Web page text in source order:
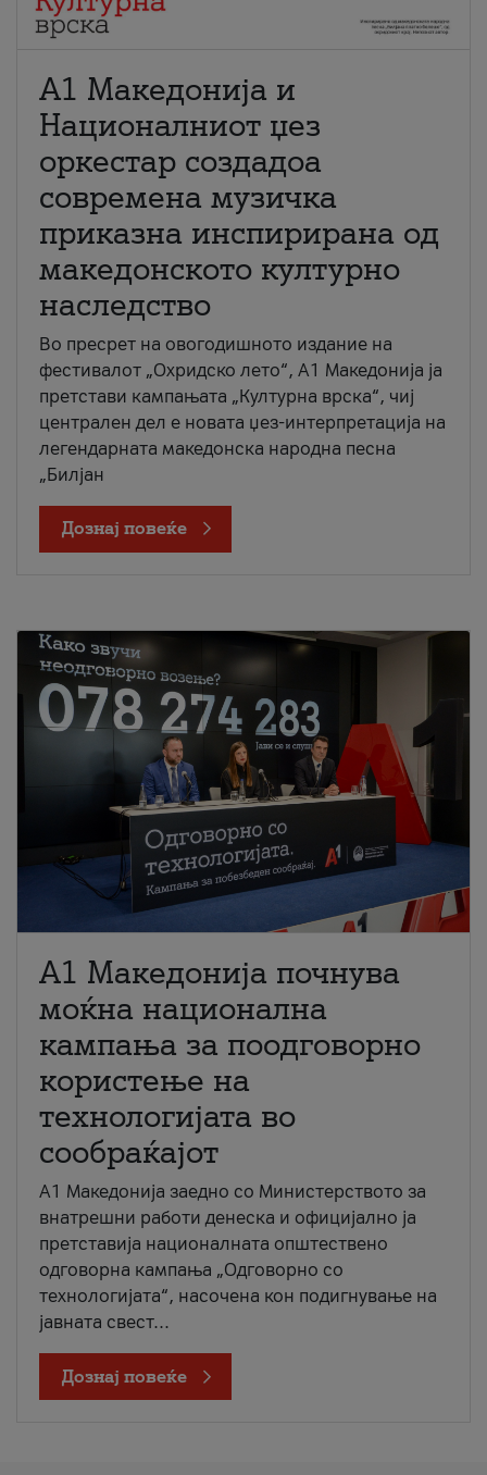
А1 Македонија и
Националниот џез
оркестар создадоа
современа музичка
приказна инспирирана од
македонското културно
наследство
Во пресрет на овогодишното издание на
фестивалот „Охридско лето“, А1 Македонија ја
претстави кампањата „Културна врска“, чиј
централен дел е новата џез-интерпретација на
легендарната македонска народна песна
„Билјан
Дознај повеќе
A1 Македонија почнува
моќна национална
кампања за поодговорно
користење на
технологијата во
сообраќајот
A1 Македонија заедно со Министерството за
внатрешни работи денеска и официјално ја
претставија националната општествено
одговорна кампања „Одговорно со
технологијата“, насочена кон подигнување на
јавната свест...
Дознај повеќе